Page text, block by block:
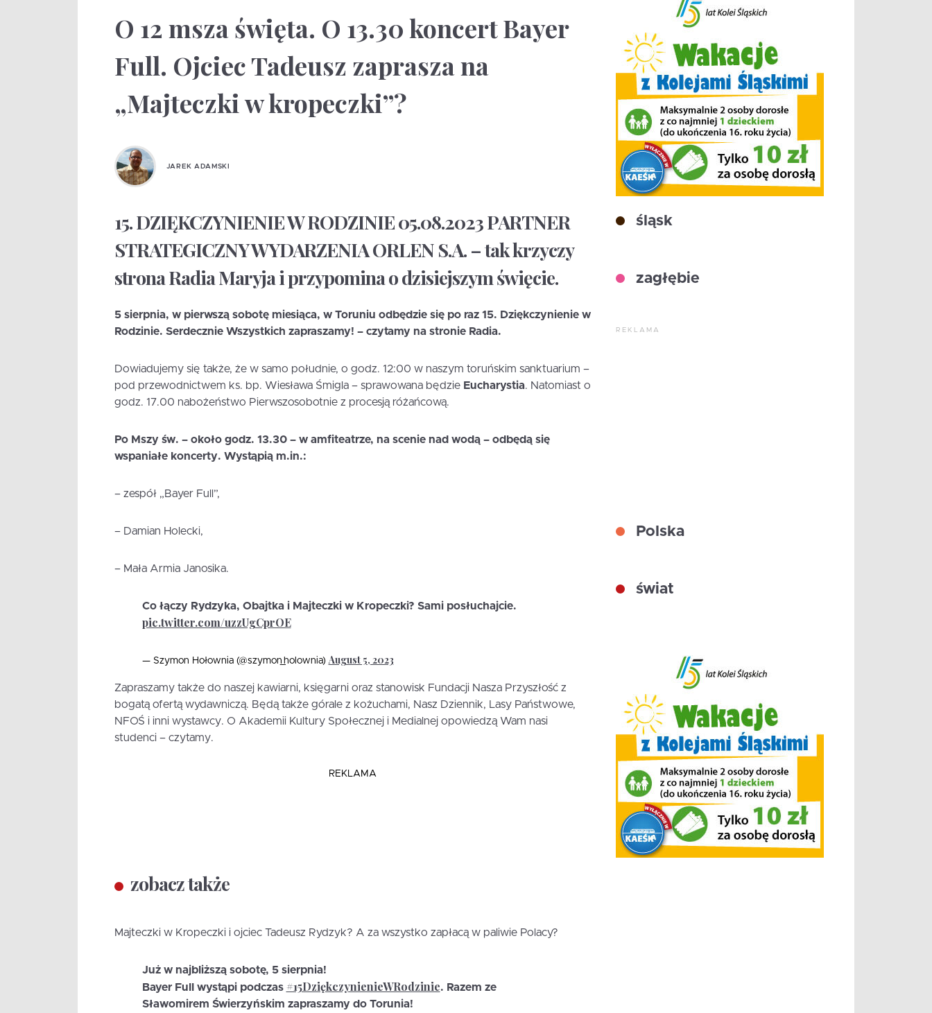
O 12 msza święta. O 13.30 koncert Bayer
Full. Ojciec Tadeusz zaprasza na
„Majteczki w kropeczki”?
JAREK ADAMSKI
15. DZIĘKCZYNIENIE W RODZINIE 05.08.2023 PARTNER
STRATEGICZNY WYDARZENIA ORLEN S.A. – tak krzyczy
strona Radia Maryja i przypomina o dzisiejszym święcie.
5 sierpnia, w pierwszą sobotę miesiąca, w Toruniu odbędzie się po raz 15. Dziękczynienie w
Rodzinie. Serdecznie Wszystkich zapraszamy! – czytamy na stronie Radia.
Dowiadujemy się także, że w samo południe, o godz. 12:00 w naszym toruńskim sanktuarium –
pod przewodnictwem ks. bp. Wiesława Śmigla – sprawowana będzie Eucharystia. Natomiast o
godz. 17.00 nabożeństwo Pierwszosobotnie z procesją różańcową.
Po Mszy św. – około godz. 13.30 – w amfiteatrze, na scenie nad wodą – odbędą się
wspaniałe koncerty. Wystąpią m.in.:
– zespół „Bayer Full”,
– Damian Holecki,
– Mała Armia Janosika.
Co łączy Rydzyka, Obajtka i Majteczki w Kropeczki? Sami posłuchajcie.
pic.twitter.com/uzzUgCprOE
— Szymon Hołownia (@szymon_holownia)August 5, 2023
Zapraszamy także do naszej kawiarni, księgarni oraz stanowisk Fundacji Nasza Przyszłość z
bogatą ofertą wydawniczą. Będą także górale z kożuchami, Nasz Dziennik, Lasy Państwowe,
NFOŚ i inni wystawcy. O Akademii Kultury Społecznej i Medialnej opowiedzą Wam nasi
studenci – czytamy.
REKLAMA
zobacz także
Majteczki w Kropeczki i ojciec Tadeusz Rydzyk? A za wszystko zapłacą w paliwie Polacy?
Już w najbliższą sobotę, 5 sierpnia!
Bayer Full wystąpi podczas #15DziękczynienieWRodzinie. Razem ze
Sławomirem Świerzyńskim zapraszamy do Torunia!
śląsk
zagłębie
REKLAMA
Polska
świat